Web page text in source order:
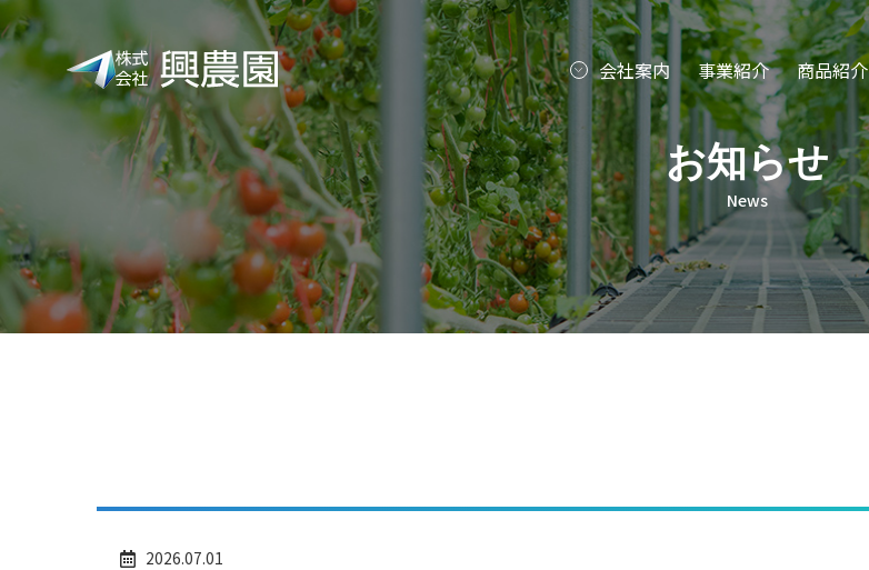
株
式
園
会社案内 事業紹介 商品紹介
お知らせ
News
2026.07.01